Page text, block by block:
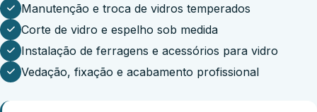
Manutenção e troca de vidros temperados
Corte de vidro e espelho sob medida
Instalação de ferragens e acessórios para vidro
Vedação, fixação e acabamento profissional